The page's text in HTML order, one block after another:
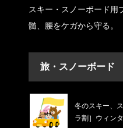
スキー・スノーボード用
髄、腰をケガから守る。
旅・スノーボード
冬のスキー、
ラ割］ウィン